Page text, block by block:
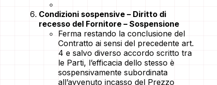
Condizioni sospensive – Diritto di
recesso del Fornitore – Sospensione
Ferma restando la conclusione del
Contratto ai sensi del precedente art.
4 e salvo diverso accordo scritto tra
le Parti, l’efficacia dello stesso è
sospensivamente subordinata
all’avvenuto incasso del Prezzo